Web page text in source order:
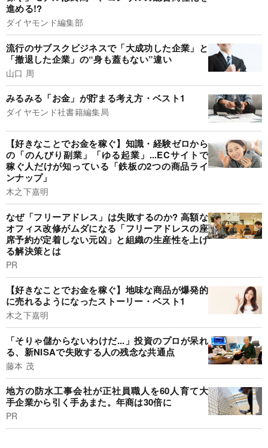
進める!?
ダイヤモンド編集部
流行のサブスクビジネスで「大成功した企業」と
「撤退した企業」の“身も蓋もない”違い
山口 周
みるみる「お金」が貯まる考え方・ベスト1
ダイヤモンド社書籍編集局
【好きなことでお金を稼ぐ】知識・経験ゼロから
の「のんびり副業」「ゆる起業」...ECサイトで
稼ぐ人だけが知っている「鉄板の2つの商品ライ
ンナップ」
木之下嘉明
なぜ「フリーアドレス」は失敗するのか? 高額な
オフィス改修がムダになる「フリーアドレスの座
席予約が定着しない元凶」と組織の生産性を上げ
る解決策とは
PR
【好きなことでお金を稼ぐ】地味な商品が爆発的
に売れるようになったストーリー・ベスト1
木之下嘉明
「そりゃ儲からないわけだ...」投資のプロが呆れ
る、新NISAで失敗する人の残念な共通点
藤本 茂
地方の防水工事会社が正社員職人を60人育て大
手企業から引く手あまた。年商は30倍に
PR